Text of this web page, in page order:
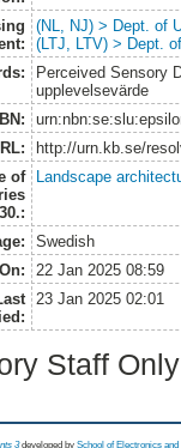
(NL, NJ) > Dept. of
(LTJ, LTV) > Dept.
Perceived Sensory
upplevelsevärde
http://urn.kb.se/
of
Landscape
Swedish
22 Jan 2025 08:59
23 Jan 2025 02:01
Staff
3 developed by School of Electronics